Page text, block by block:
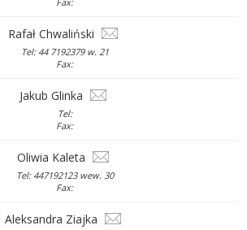
Rafał Chwaliński
Tel: 44 7192379 w. 21
Fax:
Jakub Glinka
Tel:
Fax:
Oliwia Kaleta
Tel: 447192123 wew. 30
Fax:
Aleksandra Ziajka